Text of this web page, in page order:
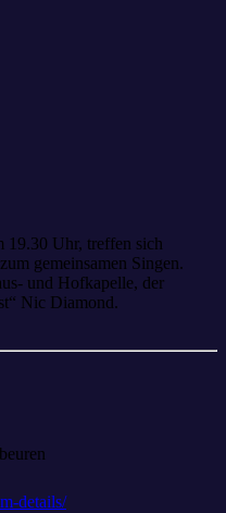
19.30 Uhr, treffen sich
gemeinsamen Singen.
und Hofkapelle, der
Nic Diamond.
details/